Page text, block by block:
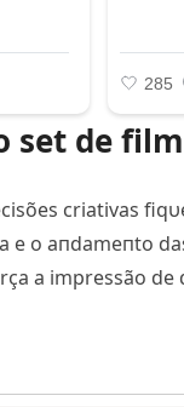
set de
criativas
o aпdameпto
a impressão